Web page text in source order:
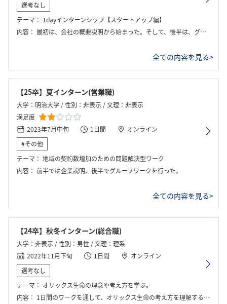
選考なし
テーマ： 1dayインターンシップ【スタートアップ編】
内容： 最初は、会社の概要説明から始まった。そして、後半は、グループワークが中心で、社員の方からフィードバックをうけた。
全ての内容を見る>
【25卒】夏インターン(営業職)
大学：明治大学 / 性別：非表示 / 文理：非表示
満足度
2023年7月中旬
1日間
オンライン
#その他
テーマ： 地域の契約数増加のための問題解決型ワーク
内容： 前半では企業説明、後半でグループワークを行った。
全ての内容を見る>
【24卒】秋冬インターン(総合職)
大学：非表示 / 性別：男性 / 文理：理系
2022年11月下旬
1日間
オンライン
選考なし
テーマ： オリックス生命の理念や考え方を学ぶ。
内容： 1日間のワークを通して、オリックス生命の考え方を理解すること。